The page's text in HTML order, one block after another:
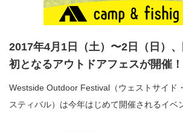
2017年4月1日（土）〜2日（日）
初となるアウトドアフェスが開催！
Westside Outdoor Festival（ウェストサイド
スティバル）は今年はじめて開催されるイベ